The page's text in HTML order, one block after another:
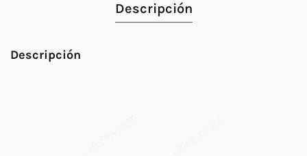
Descripción
Descripción